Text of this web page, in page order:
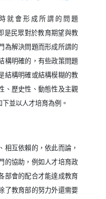
就會形成所謂的問題
是民眾對於教育期望與教
為解決問題而形成所謂的
構明確的，有些政策問題
結構明確或結構模糊的教
、歷史性、動態性及主觀
並以人才培育為例。
相互依賴的，依此而論，
的協助，例如人才培育政
部會的配合才能達成教育
了教育部的努力外還需要